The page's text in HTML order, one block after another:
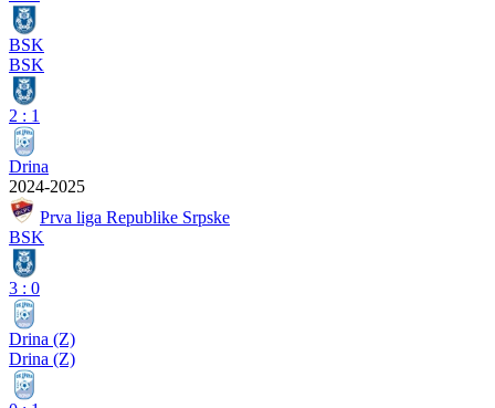
BSK
BSK
2 : 1
Drina
2024-2025
Prva liga Republike Srpske
BSK
3 : 0
Drina (Z)
Drina (Z)